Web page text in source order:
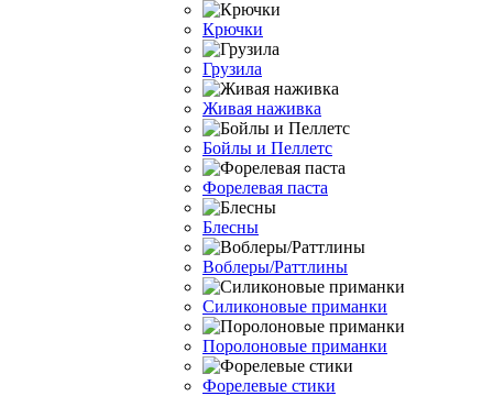
Крючки
Грузила
Живая наживка
Бойлы и Пеллетс
Форелевая паста
Блесны
Воблеры/Раттлины
Силиконовые приманки
Поролоновые приманки
Форелевые стики